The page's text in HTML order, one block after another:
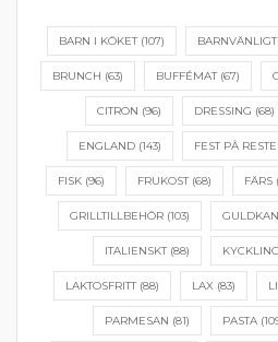
BARN I KÖKET(107) BARNVÄNLIGT
BRUNCH (63) BUFFÉMAT(67)
CITRON (96) DRESSING (68)
ENGLAND(143) FEST PÅ
FISK(96) FRUKOST(68) FÄRS
GRILLTILLBEHÖR (103)
ITALIENSKT(88) KYCKLING
LAKTOSFRITT(88) LAX (83)
PARMESAN (81) PASTA